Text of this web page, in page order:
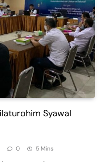
Syawal
0 5 Mins